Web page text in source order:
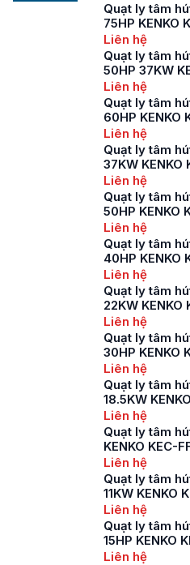
Quạt ly tâm
75HP KENKO
Liên hệ
Quạt ly tâm
50HP 37KW
Liên hệ
Quạt ly tâm
60HP KENKO
Liên hệ
Quạt ly tâm
37KW KENKO
Liên hệ
Quạt ly tâm
50HP KENKO
Liên hệ
Quạt ly tâm
40HP KENKO
Liên hệ
Quạt ly tâm
22KW KENKO
Liên hệ
Quạt ly tâm
30HP KENKO
Liên hệ
Quạt ly tâm
18.5KW
Liên hệ
Quạt ly tâm
KENKO KEC-
Liên hệ
Quạt ly tâm
11KW KENKO
Liên hệ
Quạt ly tâm
15HP KENKO
Liên hệ